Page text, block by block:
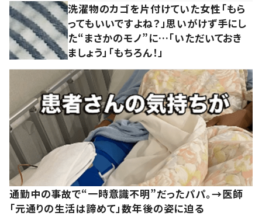
洗濯物のカゴを片付けていた女性「もら
ってもいいですよね？」思いがけず手にし
た“まさかのモノ”に…「いただいておき
ましょう」「もちろん！」
通勤中の事故で“一時意識不明”だったパパ。→医師
「元通りの生活は諦めて」数年後の姿に迫る